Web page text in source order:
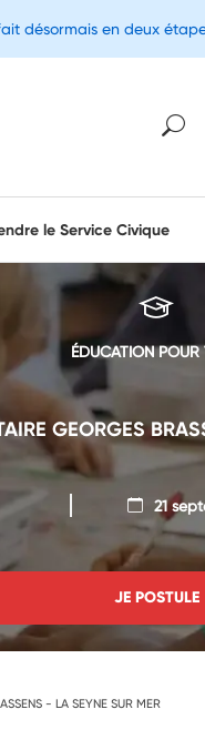
le Service Civique
ÉDUCATION POUR
GEORGES
21
JE POSTULE
- LA SEYNE SUR MER
désormais en deux